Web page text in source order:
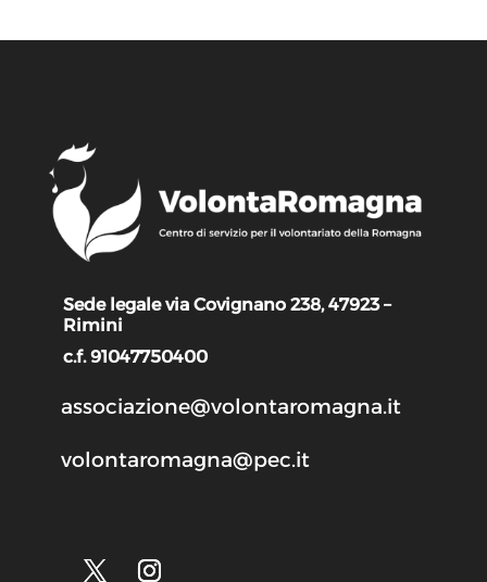
Sede legale via Covignano 238, 47923 –
Rimini
c.f. 91047750400
associazione@volontaromagna.it
volontaromagna@pec.it